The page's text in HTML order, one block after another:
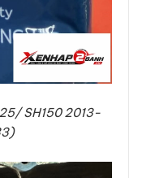
SH150 2013-